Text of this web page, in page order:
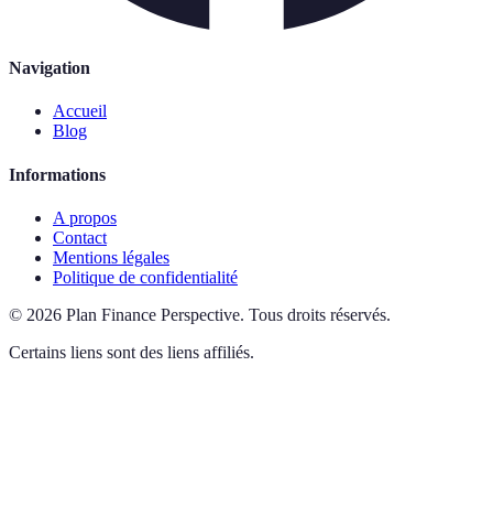
Navigation
Accueil
Blog
Informations
A propos
Contact
Mentions légales
Politique de confidentialité
© 2026 Plan Finance Perspective. Tous droits réservés.
Certains liens sont des liens affiliés.